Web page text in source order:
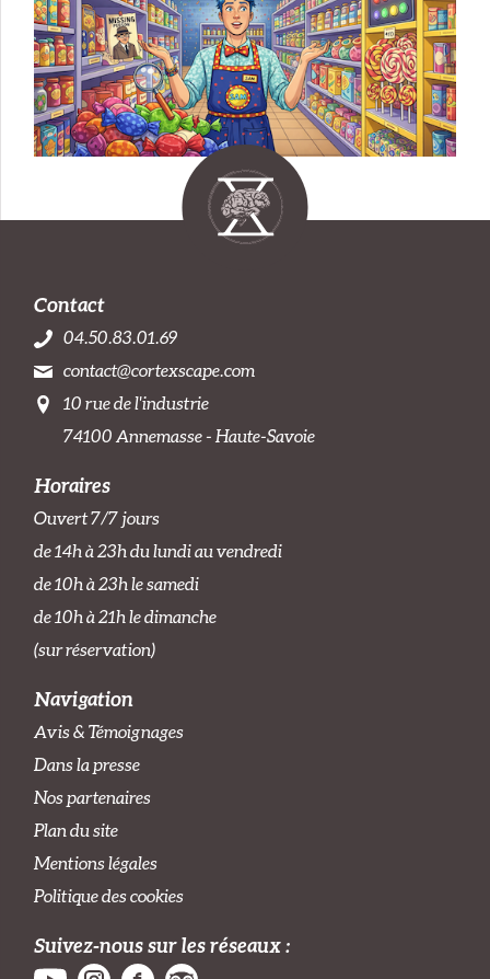
Contact
04.50.83.01.69
contact@cortexscape.com
10 rue de l'industrie
74100 Annemasse - Haute-Savoie
Horaires
Ouvert 7/7 jours
de 14h à 23h du lundi au vendredi
de 10h à 23h le samedi
de 10h à 21h le dimanche
(sur réservation)
Navigation
Avis & Témoignages
Dans la presse
Nos partenaires
Plan du site
Mentions légales
Politique des cookies
Suivez-nous sur les réseaux :